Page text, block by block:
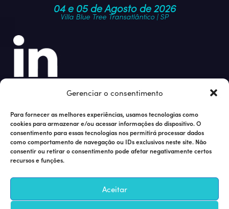
Gerenciar o consentimento
Para fornecer as melhores experiências, usamos tecnologias como
cookies para armazenar e/ou acessar informações do dispositivo. O
consentimento para essas tecnologias nos permitirá processar dados
como comportamento de navegação ou IDs exclusivos neste site. Não
consentir ou retirar o consentimento pode afetar negativamente certos
recursos e funções.
Aceitar
04 e 05 de Agosto de 2026
Villa Blue Tree Transatlântico | SP
Junte-se à nossa comunidade
Quer ser um patrocinador? Fale com Fabricio Santos